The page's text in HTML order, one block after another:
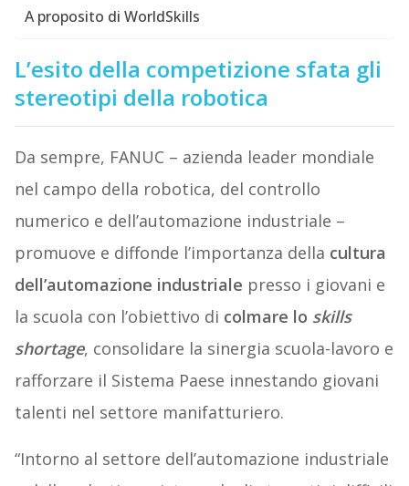
A proposito di WorldSkills
L’esito della competizione sfata gli
stereotipi della robotica
Da sempre, FANUC – azienda leader mondiale
nel campo della robotica, del controllo
numerico e dell’automazione industriale –
promuove e diffonde l’importanza della cultura
dell’automazione industriale presso i giovani e
la scuola con l’obiettivo di colmare lo skills
shortage, consolidare la sinergia scuola-lavoro e
rafforzare il Sistema Paese innestando giovani
talenti nel settore manifatturiero.
“Intorno al settore dell’automazione industriale